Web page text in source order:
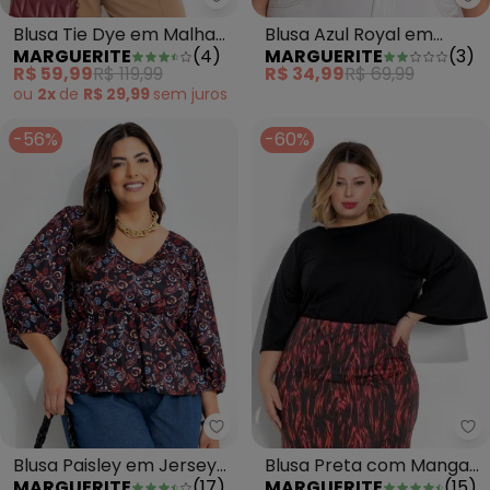
Marguerite - Blusa Tie Dye em
Blusa Tie Dye em Malha
de Viscose
MARGUERITE (4)
R$ 59,99R$ 119,99
ou 2x de R$ 29,99 sem juros
Blusa Azul Royal em
Canelado
MARGUERITE (3)
R$ 34,99R$ 69,99
-56%
Marguerite - Blusa Paisley em
Blusa Paisley em Jersey
-60%
Blusa Preta com Mangas